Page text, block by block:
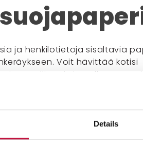
Details
ja henkilötietoja sisältäviä
Voit hävittää kotisi
turvallisesti viemällä ne
Rakennuksessa